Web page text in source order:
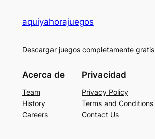
aquiyahorajuegos
Descargar juegos completamente gratis
Acerca de
Team
History
Careers
Privacidad
Privacy Policy
Terms and Conditions
Contact Us